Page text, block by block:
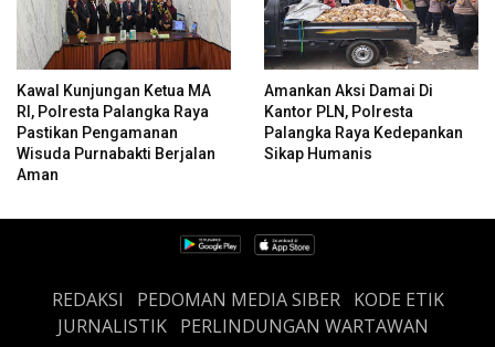
Kawal Kunjungan Ketua MA
RI, Polresta Palangka Raya
Pastikan Pengamanan
Wisuda Purnabakti Berjalan
Aman
Amankan Aksi Damai Di
Kantor PLN, Polresta
Palangka Raya Kedepankan
Sikap Humanis
REDAKSI PEDOMAN MEDIA SIBER
KODE ETIK
JURNALISTIK PERLINDUNGAN WARTAWAN